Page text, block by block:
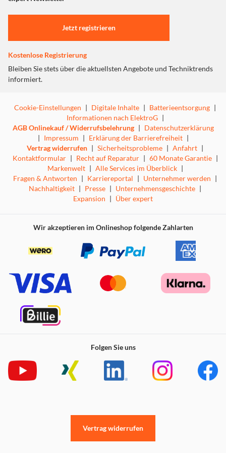
Einstellungen anpassen
Jetzt registrieren
Kostenlose Registrierung
Bleiben Sie stets über die aktuellsten Angebote und Techniktrends
informiert.
Cookie-Einstellungen | Digitale Inhalte | Batterieentsorgung |
Informationen nach ElektroG |
AGB Onlinekauf / Widerrufsbelehrung | Datenschutzerklärung
| Impressum | Erklärung der Barrierefreiheit |
Vertrag widerrufen | Sicherheitsprobleme | Anfahrt |
Kontaktformular | Recht auf Reparatur | 60 Monate Garantie |
Markenwelt | Alle Services im Überblick |
Fragen & Antworten | Karriereportal | Unternehmer werden |
Nachhaltigkeit | Presse | Unternehmensgeschichte |
Expansion | Über expert
Wir akzeptieren im Onlineshop folgende Zahlarten
Folgen Sie uns
Vertrag widerrufen